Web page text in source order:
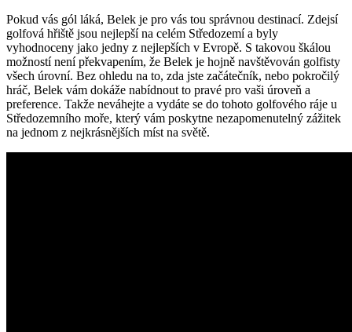
Pokud vás gól láká, Belek je pro vás tou správnou destinací. Zdejsí
golfová hřiště jsou nejlepší na celém Středozemí a byly
vyhodnoceny jako jedny z nejlepších v Evropě. S takovou škálou
možností není překvapením, že Belek je hojně navštěvován golfisty
všech úrovní. Bez ohledu na to, zda jste začátečník, nebo pokročilý
hráč, Belek vám dokáže nabídnout to pravé pro vaši úroveň a
preference. Takže neváhejte a vydáte se do tohoto golfového ráje u
Středozemního moře, který vám poskytne nezapomenutelný zážitek
na jednom z nejkrásnějších míst na světě.